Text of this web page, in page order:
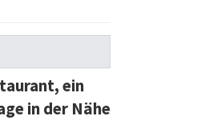
ein
in der Nähe